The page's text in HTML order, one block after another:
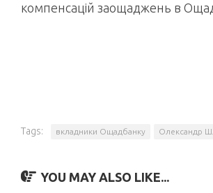
компенсацій заощаджень в
Tags: вкладники Ощадбанку Олександр
YOU MAY ALSO LIKE...